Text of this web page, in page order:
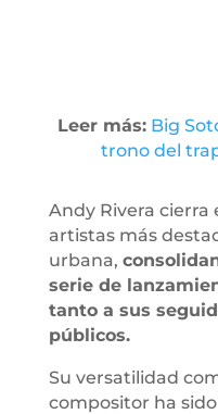
Leer más: Big
trono del
Andy Rivera cierra
artistas más
urbana,
serie de
tanto a sus
públicos.
Su versatilidad
compositor ha